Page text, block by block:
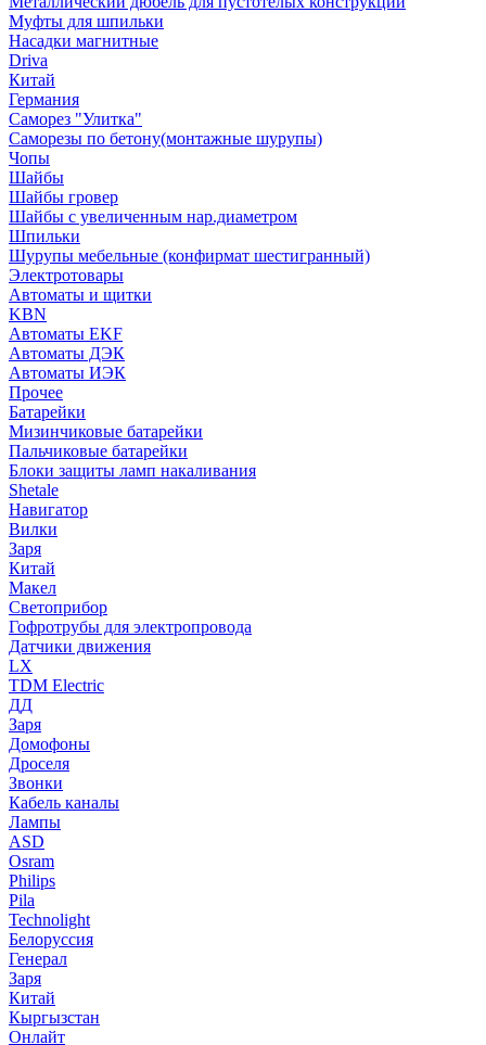
Муфты для шпильки
Насадки магнитные
Driva
Китай
Германия
Саморез "Улитка"
Саморезы по бетону(монтажные шурупы)
Чопы
Шайбы
Шайбы гровер
Шайбы с увеличенным нар.диаметром
Шпильки
Шурупы мебельные (конфирмат шестигранный)
Электротовары
Автоматы и щитки
KBN
Автоматы EKF
Автоматы ДЭК
Автоматы ИЭК
Прочее
Батарейки
Мизинчиковые батарейки
Пальчиковые батарейки
Блоки защиты ламп накаливания
Shetale
Навигатор
Вилки
Заря
Китай
Макел
Светоприбор
Гофротрубы для электропровода
Датчики движения
LX
TDM Electric
ДД
Заря
Домофоны
Дроселя
Звонки
Кабель каналы
Лампы
ASD
Osram
Philips
Pila
Technolight
Белоруссия
Генерал
Заря
Китай
Кыргызстан
Онлайт